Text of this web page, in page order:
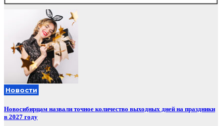
Новости
Новосибирцам назвали точное количество выходных дней на праздники
в 2027 году